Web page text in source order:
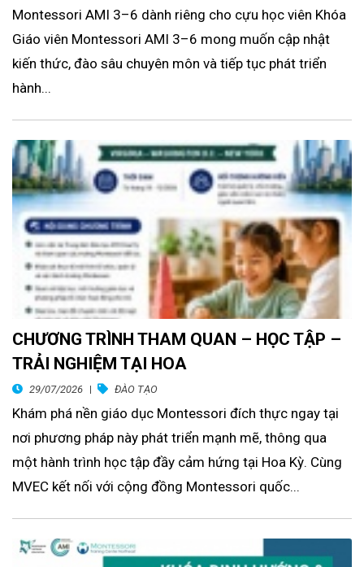
Montessori AMI 3–6 dành riêng cho cựu học viên Khóa
Giáo viên Montessori AMI 3–6 mong muốn cập nhật
kiến thức, đào sâu chuyên môn và tiếp tục phát triển
hành...
CHƯƠNG TRÌNH THAM QUAN – HỌC TẬP –
TRẢI NGHIỆM TẠI HOA
29/07/2026 ĐÀO TẠO
Khám phá nền giáo dục Montessori đích thực ngay tại
nơi phương pháp này phát triển mạnh mẽ, thông qua
một hành trình học tập đầy cảm hứng tại Hoa Kỳ. Cùng
MVEC kết nối với cộng đồng Montessori quốc...